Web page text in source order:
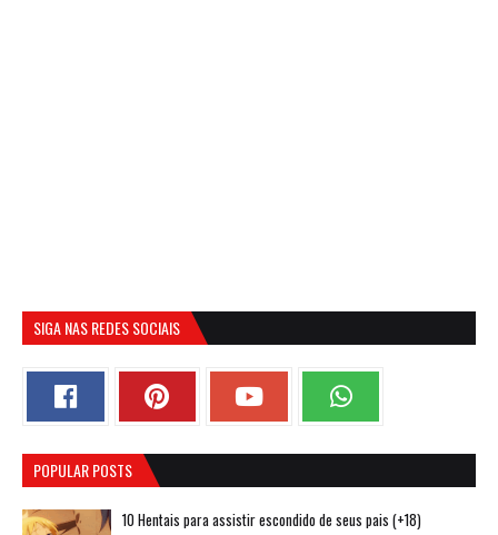
SIGA NAS REDES SOCIAIS
POPULAR POSTS
10 Hentais para assistir escondido de seus pais (+18)